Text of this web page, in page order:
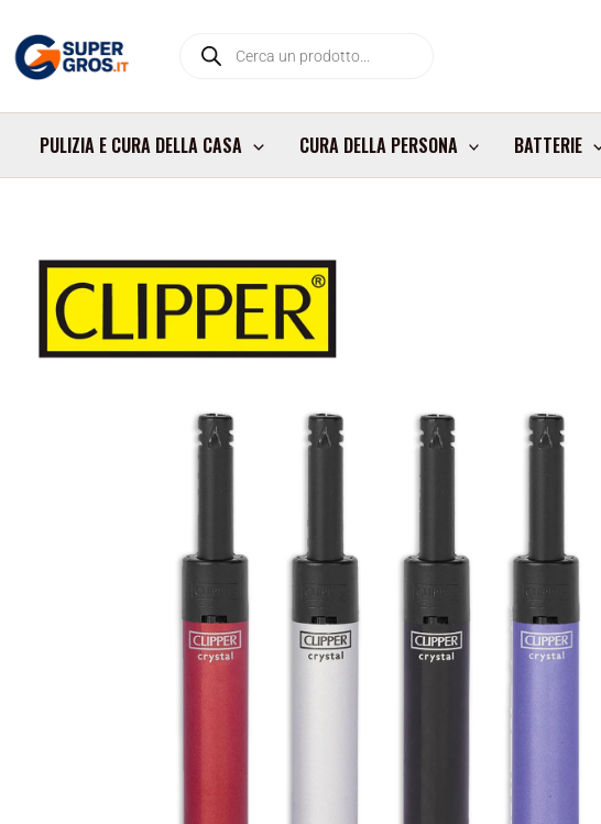
contenuto
search
PULIZIA E CURA DELLA CASA CURA DELLA PERSONA BATTERIE